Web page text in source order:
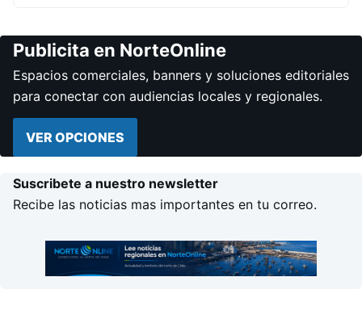
Publicita en NorteOnline
Espacios comerciales, banners y soluciones editoriales
para conectar con audiencias locales y regionales.
VER OPCIONES
Suscribete a nuestro newsletter
Recibe las noticias mas importantes en tu correo.